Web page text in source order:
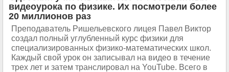
видеоурока по физике. Их посмотрели более
20 миллионов раз
Преподаватель Ришельевского лицея Павел Виктор
создал полный углубленный курс физики для
специализированных физико-математических школ.
Каждый свой урок он записывал на видео в течение
трех лет и затем транслировал на YouTube. Всего в